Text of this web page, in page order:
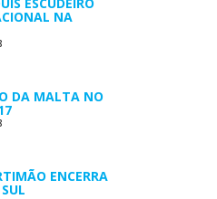
NA
DA MALTA NO
ENCERRA